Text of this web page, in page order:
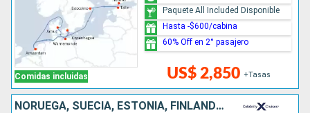
Comidas incluidas US$ 2,850 +Tasas
Paquete All Included Disponible
Hasta -$600/cabina
60% Off en 2° pasajero
NORUEGA, SUECIA, ESTONIA, FINLANDIA, DINAMARCA, PAISES BAJOS